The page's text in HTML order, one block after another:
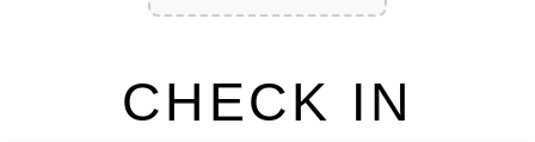
CHECK IN